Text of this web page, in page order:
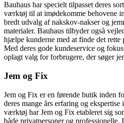
Bauhaus har specielt tilpasset deres
værktøj til at imødekomme behovene
bredt udvalg af nakskov-nakser og
materialer. Bauhaus tilbyder også
hjælpe kunderne med at finde det rette
Med deres gode kundeservice og
oplagt valg for forbrugere, der søger
Jem og Fix
Jem og Fix er en førende butik inden
deres mange års erfaring og
værktøj har Jem og Fix etableret sig
både privatpersoner og